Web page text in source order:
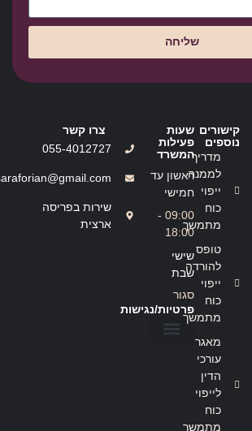
שליחה
קישורים
נוספים
מדריך
לממנה
ייפוי
כוח
מתמשך
טופס
להורדה
ייפוי
כוח
מתמשך
מאגר
עורכי
הדין
לייפוי
כוח
מתמשך
שעות
פעילות
המשרד
ראשון עד
חמישי
09:00 -
18:00
שישי
שבת
סגור
פרטיות/נגישות
צרו קשר
055-4012727
שירות בפריסה
ארצית